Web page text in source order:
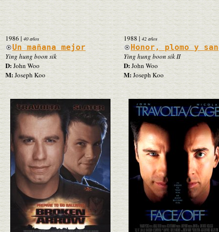
1986 | 40 años
Un mañana mejor
Ying hung boon sik
D:John Woo
M:Joseph Koo
1988 | 42 años
Honor, plomo y
Ying hung boon sik II
D:John Woo
M:Joseph Koo